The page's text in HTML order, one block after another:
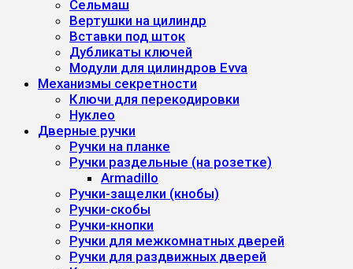
Сельмаш
Вертушки на цилиндр
Вставки под шток
Дубликаты ключей
Модули для цилиндров Evva
Механизмы секретности
Ключи для перекодировки
Нуклео
Дверные ручки
Ручки на планке
Ручки раздельные (на розетке)
Armadillo
Ручки-защелки (кнобы)
Ручки-скобы
Ручки-кнопки
Ручки для межкомнатных дверей
Ручки для раздвижных дверей